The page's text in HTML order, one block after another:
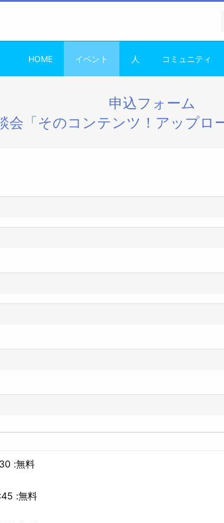
HOME イベント 人 コミュニティ
申込フォーム
会「そのコンテンツ！アップロ
:無料
:無料